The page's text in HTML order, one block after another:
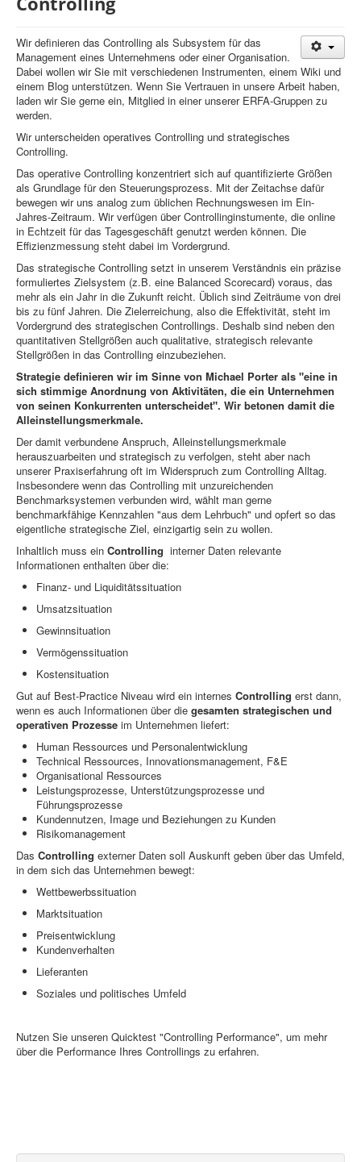
Wir definieren das Controlling als Subsystem für das
Management eines Unternehmens oder einer Organisation.
Dabei wollen wir Sie mit verschiedenen Instrumenten, einem Wiki und
einem Blog unterstützen. Wenn Sie Vertrauen in unsere Arbeit haben,
laden wir Sie gerne ein, Mitglied in einer unserer ERFA-Gruppen zu
werden.
Wir unterscheiden operatives Controlling und strategisches
Controlling.
Das operative Controlling konzentriert sich auf quantifizierte Größen
als Grundlage für den Steuerungsprozess. Mit der Zeitachse dafür
bewegen wir uns analog zum üblichen Rechnungswesen im Ein-
Jahres-Zeitraum. Wir verfügen über Controllinginstumente, die online
in Echtzeit für das Tagesgeschäft genutzt werden können. Die
Effizienzmessung steht dabei im Vordergrund.
Das strategische Controlling setzt in unserem Verständnis ein präzise
formuliertes Zielsystem (z.B. eine Balanced Scorecard) voraus, das
mehr als ein Jahr in die Zukunft reicht. Üblich sind Zeiträume von drei
bis zu fünf Jahren. Die Zielerreichung, also die Effektivität, steht im
Vordergrund des strategischen Controllings. Deshalb sind neben den
quantitativen Stellgrößen auch qualitative, strategisch relevante
Stellgrößen in das Controlling einzubeziehen.
Strategie definieren wir im Sinne von Michael Porter als "eine in
sich stimmige Anordnung von Aktivitäten, die ein Unternehmen
von seinen Konkurrenten unterscheidet". Wir betonen damit die
Alleinstellungsmerkmale.
Der damit verbundene Anspruch, Alleinstellungsmerkmale
herauszuarbeiten und strategisch zu verfolgen, steht aber nach
unserer Praxiserfahrung oft im Widerspruch zum Controlling Alltag.
Insbesondere wenn das Controlling mit unzureichenden
Benchmarksystemen verbunden wird, wählt man gerne
benchmarkfähige Kennzahlen "aus dem Lehrbuch" und opfert so das
eigentliche strategische Ziel, einzigartig sein zu wollen.
Inhaltlich muss ein Controlling interner Daten relevante
Informationen enthalten über die:
Finanz- und Liquiditätssituation
Umsatzsituation
Gewinnsituation
Vermögenssituation
Kostensituation
Gut auf Best-Practice Niveau wird ein internes Controlling erst dann,
wenn es auch Informationen über die gesamten strategischen und
operativen Prozesse im Unternehmen liefert:
Human Ressources und Personalentwicklung
Technical Ressources, Innovationsmanagement, F&E
Organisational Ressources
Leistungsprozesse, Unterstützungsprozesse und
Führungsprozesse
Kundennutzen, Image und Beziehungen zu Kunden
Risikomanagement
Das Controlling externer Daten soll Auskunft geben über das Umfeld,
in dem sich das Unternehmen bewegt:
Wettbewerbssituation
Marktsituation
Preisentwicklung
Kundenverhalten
Lieferanten
Soziales und politisches Umfeld
Nutzen Sie unseren Quicktest "Controlling Performance", um mehr
über die Performance Ihres Controllings zu erfahren.